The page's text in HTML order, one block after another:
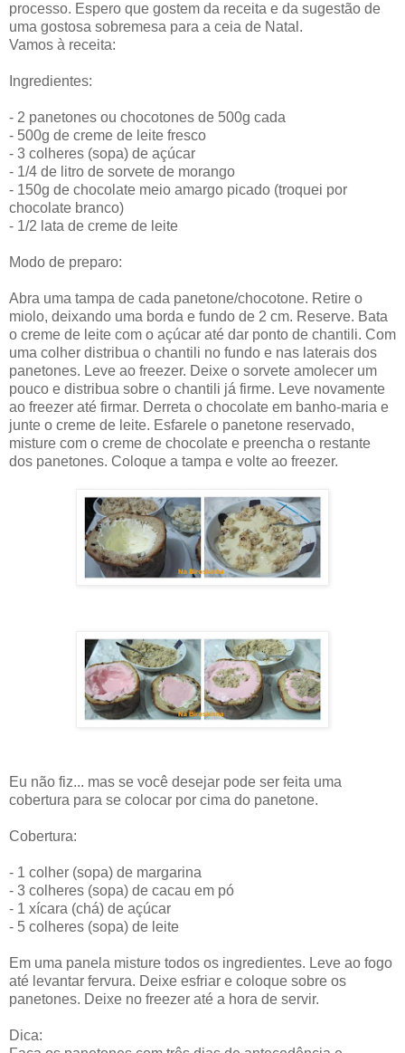
processo. Espero que gostem da receita e da sugestão de
uma gostosa sobremesa para a ceia de Natal.
Vamos à receita:
Ingredientes:
- 2 panetones ou chocotones de 500g cada
- 500g de creme de leite fresco
- 3 colheres (sopa) de açúcar
- 1/4 de litro de sorvete de morango
- 150g de chocolate meio amargo picado (troquei por
chocolate branco)
- 1/2 lata de creme de leite
Modo de preparo:
Abra uma tampa de cada panetone/chocotone. Retire o
miolo, deixando uma borda e fundo de 2 cm. Reserve. Bata
o creme de leite com o açúcar até dar ponto de chantili. Com
uma colher distribua o chantili no fundo e nas laterais dos
panetones. Leve ao freezer. Deixe o sorvete amolecer um
pouco e distribua sobre o chantili já firme. Leve novamente
ao freezer até firmar. Derreta o chocolate em banho-maria e
junte o creme de leite. Esfarele o panetone reservado,
misture com o creme de chocolate e preencha o restante
dos panetones. Coloque a tampa e volte ao freezer.
Eu não fiz... mas se você desejar pode ser feita uma
cobertura para se colocar por cima do panetone.
Cobertura:
- 1 colher (sopa) de margarina
- 3 colheres (sopa) de cacau em pó
- 1 xícara (chá) de açúcar
- 5 colheres (sopa) de leite
Em uma panela misture todos os ingredientes. Leve ao fogo
até levantar fervura. Deixe esfriar e coloque sobre os
panetones. Deixe no freezer até a hora de servir.
Dica: